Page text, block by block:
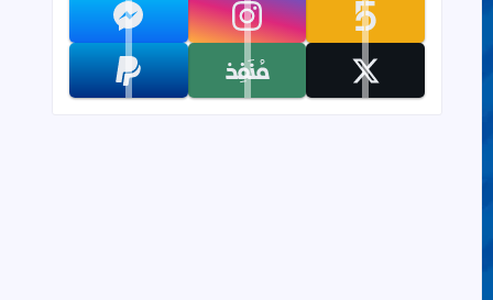
تابعنا على khamsat تابعنا على instagram تابعنا على messenger
تابعنا على x تابعنا على monafiz تابعنا على paypal